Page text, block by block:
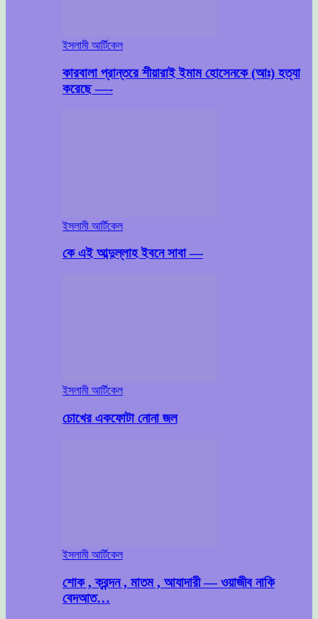
ইসলামী আর্টিকেল
কারবালা প্রান্তরে শীয়ারাই ইমাম হোসেনকে (আঃ) হত্যা
করেছে —-
ইসলামী আর্টিকেল
কে এই আব্দুল্লাহ ইবনে সাবা —
ইসলামী আর্টিকেল
চোখের একফোটা নোনা জল
ইসলামী আর্টিকেল
শোক , ক্রন্দন , মাতম , আযাদারী — ওয়াজীব নাকি
বেদআত…